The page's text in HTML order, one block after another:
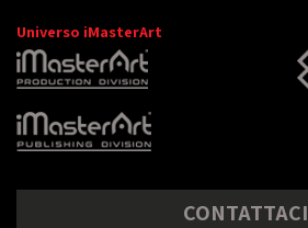
Universo iMasterArt
CONTATTACI